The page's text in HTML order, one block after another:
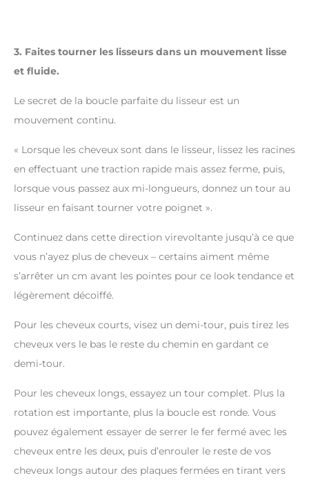
3. Faites tourner les lisseurs dans un mouvement lisse
et fluide.
Le secret de la boucle parfaite du lisseur est un
mouvement continu.
« Lorsque les cheveux sont dans le lisseur, lissez les racines
en effectuant une traction rapide mais assez ferme, puis,
lorsque vous passez aux mi-longueurs, donnez un tour au
lisseur en faisant tourner votre poignet ».
Continuez dans cette direction virevoltante jusqu’à ce que
vous n’ayez plus de cheveux – certains aiment même
s’arrêter un cm avant les pointes pour ce look tendance et
légèrement décoiffé.
Pour les cheveux courts, visez un demi-tour, puis tirez les
cheveux vers le bas le reste du chemin en gardant ce
demi-tour.
Pour les cheveux longs, essayez un tour complet. Plus la
rotation est importante, plus la boucle est ronde. Vous
pouvez également essayer de serrer le fer fermé avec les
cheveux entre les deux, puis d’enrouler le reste de vos
cheveux longs autour des plaques fermées en tirant vers